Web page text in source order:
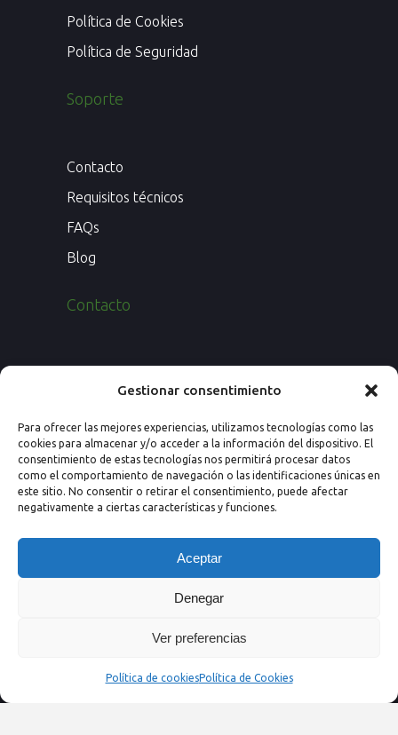
Gestionar consentimiento
Para ofrecer las mejores experiencias, utilizamos tecnologías como las
cookies para almacenar y/o acceder a la información del dispositivo. El
consentimiento de estas tecnologías nos permitirá procesar datos
como el comportamiento de navegación o las identificaciones únicas en
este sitio. No consentir o retirar el consentimiento, puede afectar
negativamente a ciertas características y funciones.
Aceptar
Denegar
Ver preferencias
Política de cookiesPolítica de Cookies
Política de Cookies
Política de Seguridad
Soporte
Contacto
Requisitos técnicos
FAQs
Blog
Contacto
50008 Zaragoza (España)
Email: info@nextprevencion.com
Tel: (+34) 976 259 724